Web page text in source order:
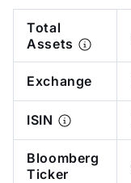
Total
Assets
Exchange
ISIN
Bloomberg
Ticker